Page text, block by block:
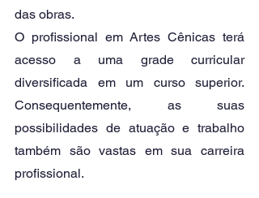
das obras.
O profissional em Artes Cênicas terá
acesso a uma grade curricular
diversificada em um curso superior.
Consequentemente, as suas
possibilidades de atuação e trabalho
também são vastas em sua carreira
profissional.